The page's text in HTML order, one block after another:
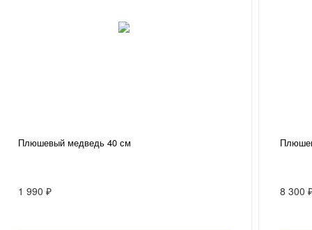
Плюшевый медведь 40 см
1 990 ₽ 8 300